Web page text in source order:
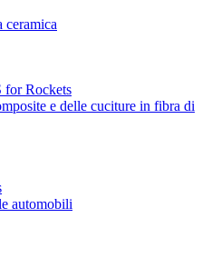
ceramica
e delle cuciture in fibra di
automobili